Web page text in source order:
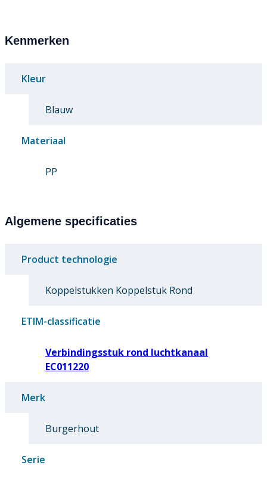
Kenmerken
Kleur
Blauw
Materiaal
PP
Algemene specificaties
Product technologie
Koppelstukken Koppelstuk Rond
ETIM-classificatie
Verbindingsstuk rond luchtkanaal
EC011220
Merk
Burgerhout
Serie